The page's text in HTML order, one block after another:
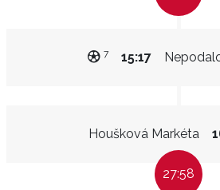
15:17
7
Houšková Markéta
27:58